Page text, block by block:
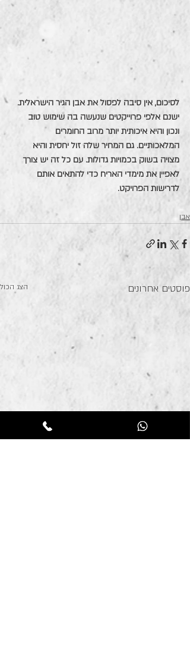
לסיכום, אין סיבה לפסול את אבן הגיר הישראלית.
ישנם אלפי פרוייקטים שנעשה בה שימוש טוב
ונכון והיא איכותית יותר מרוב החומרים
המלאכותיים. גם המחיר שלה זול יחסית והיא
מצויה בשוק בכמויות גדולות. עם כל זה יש צורך
לאפיין את מימדי האריח כדי להתאים אותם
לדרישות הפרויקט.
אבן
פוסטים אחרונים הצג הכול